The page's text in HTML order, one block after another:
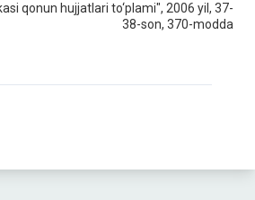
qonun hujjatlari to‘plami", 2006 yil, 37-
38-son, 370-modda